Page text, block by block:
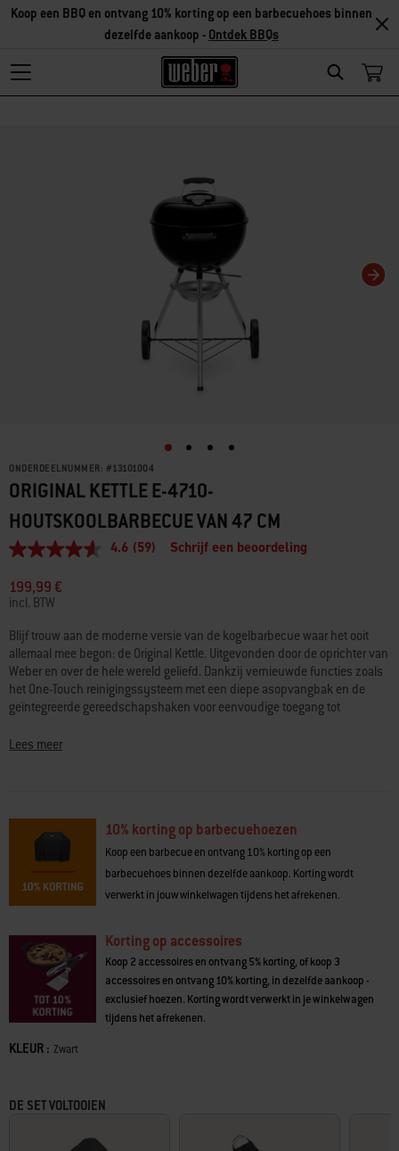
Search
Koop een BBQ en ontvang 10% korting op een barbecuehoes binnen
dezelfde aankoop - Ontdek BBQs
ONDERDEELNUMMER: #13101004
ORIGINAL KETTLE E-4710-
HOUTSKOOLBARBECUE VAN 47 CM
4.6
5
sterren,
gemiddelde
scorewaarde.
Read
59
Reviews.
Dezelfde
paginalink.
4.6 (59) Schrijf een beoordeling
199,99 €
incl. BTW
Blijf trouw aan de moderne versie van de kogelbarbecue waar het ooit
allemaal mee begon: de Original Kettle. Uitgevonden door de oprichter van
Weber en over de hele wereld geliefd. Dankzij vernieuwde functies zoals
het One-Touch reinigingssysteem met een diepe asopvangbak en de
geïntegreerde gereedschapshaken voor eenvoudige toegang tot
iedereen.
Lees meer
10% korting op barbecuehoezen
Koop een barbecue en ontvang 10% korting op een
barbecuehoes binnen dezelfde aankoop. Korting wordt
verwerkt in jouw winkelwagen tijdens het afrekenen.
Korting op accessoires
Koop 2 accessoires en ontvang 5% korting, of koop 3
accessoires en ontvang 10% korting, in dezelfde aankoop -
exclusief hoezen. Korting wordt verwerkt in je winkelwagen
tijdens het afrekenen.
Kleur
KLEUR : Zwart
DE SET VOLTOOIEN